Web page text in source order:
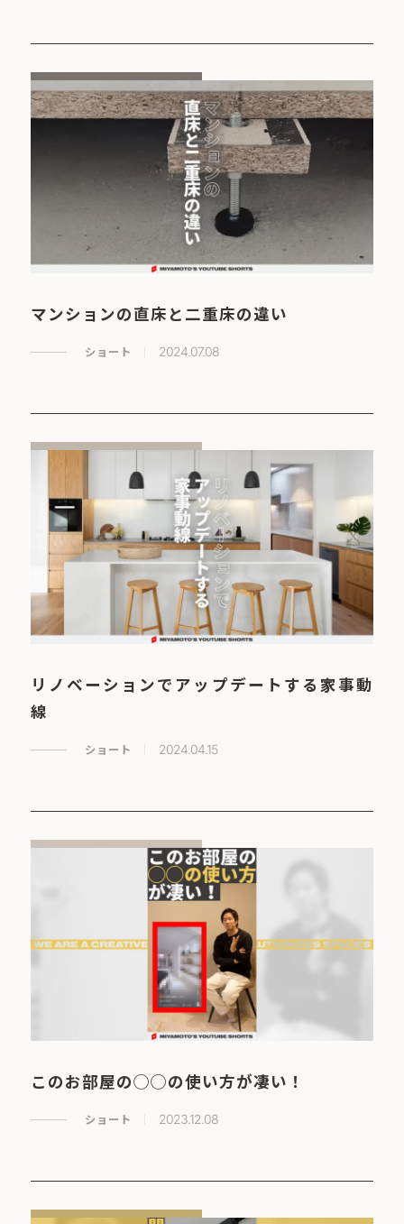
マンションの直床と二重床の違い
ショート 2024.07.08
リノベーションでアップデートする家事動
線
ショート 2024.04.15
このお部屋の◯◯の使い方が凄い！
ショート 2023.12.08